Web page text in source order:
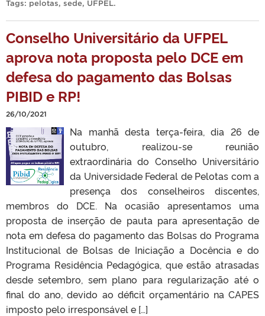
Tags: pelotas, sede, UFPEL.
Conselho Universitário da UFPEL
aprova nota proposta pelo DCE em
defesa do pagamento das Bolsas
PIBID e RP!
26/10/2021
Na manhã desta terça-feira, dia 26 de
outubro, realizou-se reunião
extraordinária do Conselho Universitário
da Universidade Federal de Pelotas com a
presença dos conselheiros discentes,
membros do DCE. Na ocasião apresentamos uma
proposta de inserção de pauta para apresentação de
nota em defesa do pagamento das Bolsas do Programa
Institucional de Bolsas de Iniciação a Docência e do
Programa Residência Pedagógica, que estão atrasadas
desde setembro, sem plano para regularização até o
final do ano, devido ao déficit orçamentário na CAPES
imposto pelo irresponsável e […]